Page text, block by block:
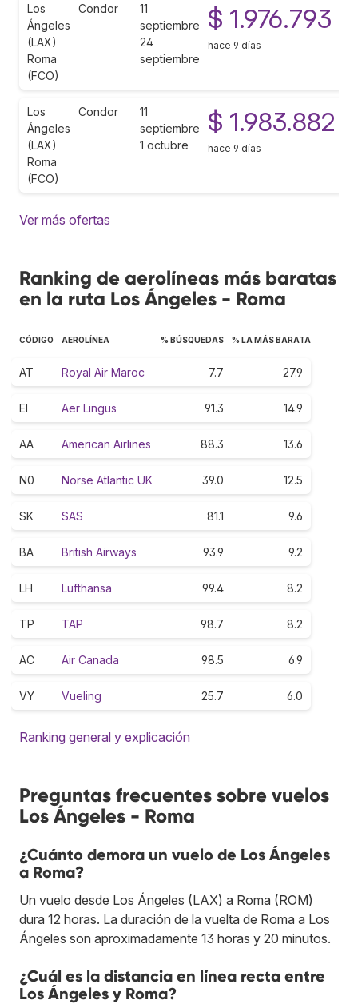
Los
Ángeles
(LAX)
Roma
(FCO)
Condor
11
septiembre
24
septiembre
$ 1.976.793
hace 9 días
Los
Ángeles
(LAX)
Roma
(FCO)
Condor
11
septiembre
1 octubre
$ 1.983.882
hace 9 días
Ver más ofertas
Ranking de aerolíneas más baratas
en la ruta Los Ángeles - Roma
CÓDIGO AEROLÍNEA % BÚSQUEDAS % LA MÁS BARATA
AT Royal Air Maroc 7.7 27.9
EI Aer Lingus 91.3 14.9
AA American Airlines 88.3 13.6
N0 Norse Atlantic UK 39.0 12.5
SK SAS 81.1 9.6
BA British Airways 93.9 9.2
LH Lufthansa 99.4 8.2
TP TAP 98.7 8.2
AC Air Canada 98.5 6.9
VY Vueling 25.7 6.0
Ranking general y explicación
Preguntas frecuentes sobre vuelos
Los Ángeles - Roma
¿Cuánto demora un vuelo de Los Ángeles
a Roma?
Un vuelo desde Los Ángeles (LAX) a Roma (ROM)
dura 12 horas. La duración de la vuelta de Roma a Los
Ángeles son aproximadamente 13 horas y 20 minutos.
¿Cuál es la distancia en línea recta entre
Los Ángeles y Roma?